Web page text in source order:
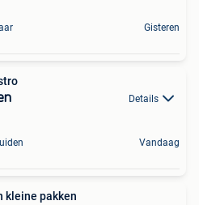
Gisteren
Details
Vandaag
kleine pakken